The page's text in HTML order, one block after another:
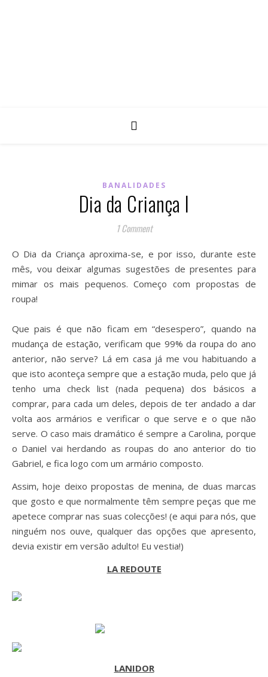
BANALIDADES
Dia da Criança I
1 Comment
O Dia da Criança aproxima-se, e por isso, durante este
mês, vou deixar algumas sugestões de presentes para
mimar os mais pequenos. Começo com propostas de
roupa!
Que pais é que não ficam em “desespero”, quando na
mudança de estação, verificam que 99% da roupa do ano
anterior, não serve? Lá em casa já me vou habituando a
que isto aconteça sempre que a estação muda, pelo que já
tenho uma check list (nada pequena) dos básicos a
comprar, para cada um deles, depois de ter andado a dar
volta aos armários e verificar o que serve e o que não
serve. O caso mais dramático é sempre a Carolina, porque
o Daniel vai herdando as roupas do ano anterior do tio
Gabriel, e fica logo com um armário composto.
Assim, hoje deixo propostas de menina, de duas marcas
que gosto e que normalmente têm sempre peças que me
apetece comprar nas suas colecções! (e aqui para nós, que
ninguém nos ouve, qualquer das opções que apresento,
devia existir em versão adulto! Eu vestia!)
LA REDOUTE
LANIDOR